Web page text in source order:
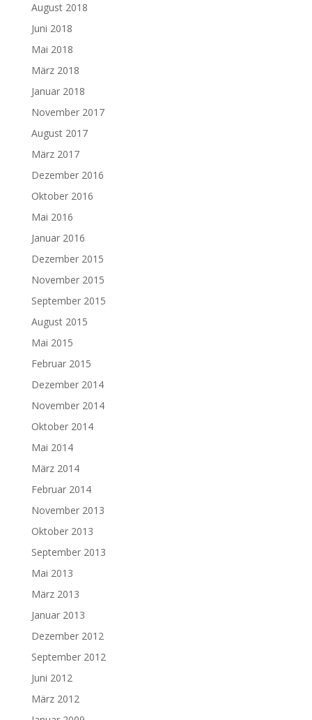
August 2018
Juni 2018
Mai 2018
März 2018
Januar 2018
November 2017
August 2017
März 2017
Dezember 2016
Oktober 2016
Mai 2016
Januar 2016
Dezember 2015
November 2015
September 2015
August 2015
Mai 2015
Februar 2015
Dezember 2014
November 2014
Oktober 2014
Mai 2014
März 2014
Februar 2014
November 2013
Oktober 2013
September 2013
Mai 2013
März 2013
Januar 2013
Dezember 2012
September 2012
Juni 2012
März 2012